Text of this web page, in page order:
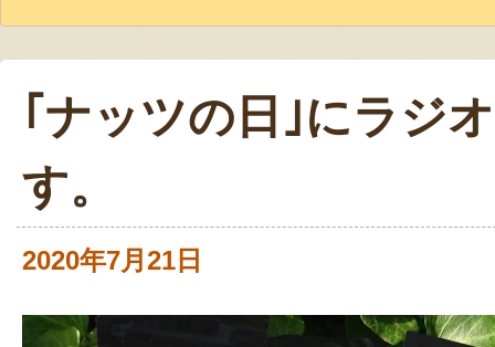
｢ナッツの日｣にラジ
す。
2020年7月21日